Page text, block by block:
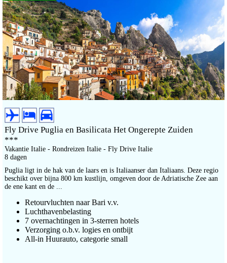
Fly Drive Puglia en Basilicata Het Ongerepte Zuiden
***
Vakantie Italie - Rondreizen Italie - Fly Drive Italie
8 dagen
Puglia ligt in de hak van de laars en is Italiaanser dan Italiaans. Deze regio
beschikt over bijna 800 km kustlijn, omgeven door de Adriatische Zee aan
de ene kant en de ...
Retourvluchten naar Bari v.v.
Luchthavenbelasting
7 overnachtingen in 3-sterren hotels
Verzorging o.b.v. logies en ontbijt
All-in Huurauto, categorie small